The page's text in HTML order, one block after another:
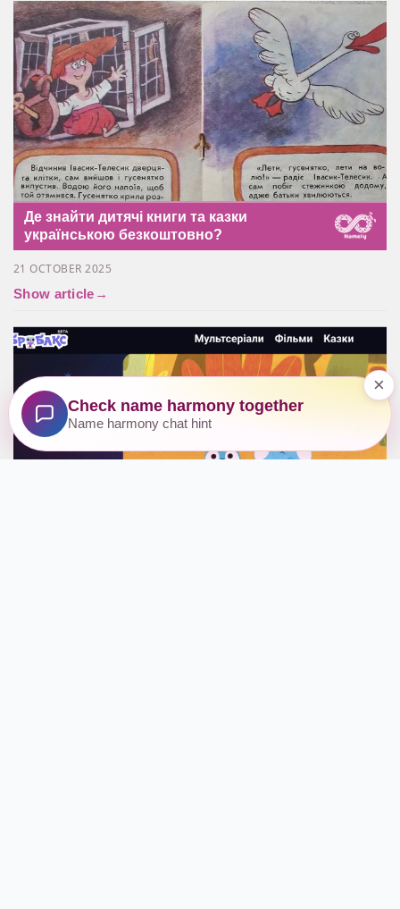
Де знайти дитячі книги та казки
українською безкоштовно?
21 OCTOBER 2025
Show article →
Check name harmony together
Name harmony chat hint
×